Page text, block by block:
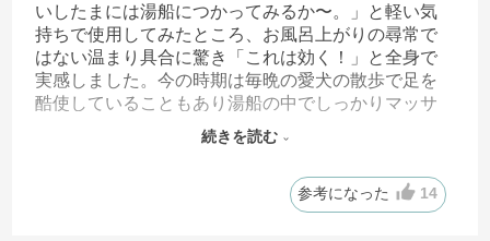
いしたまには湯船につかってみるか〜。」と軽い気
持ちで使用してみたところ、お風呂上がりの尋常で
はない温まり具合に驚き「これは効く！」と全身で
実感しました。今の時期は毎晩の愛犬の散歩で足を
酷使していることもあり湯船の中でしっかりマッサ
ージすることで疲労の回復にも繋がっていると思い
ます。これからも愛用させていただきますね(⁠ ⁠ꈍ⁠ᴗ⁠ꈍ⁠)
続きを読む
参考になった 14